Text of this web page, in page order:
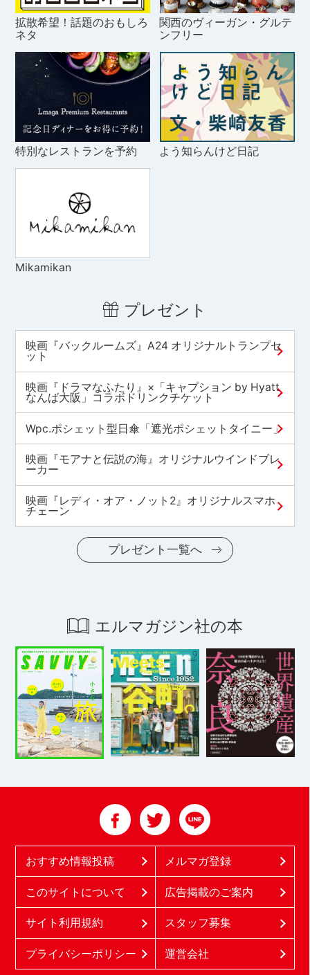
拡散希望！話題のおもしろ
ネタ
関西のヴィーガン・グルテ
ンフリー
特別なレストランを予約 よう知らんけど日記
Mikamikan
プレゼント
映画『バックルームズ』A24 オリジナルトランプセ
ット
映画『ドラマなふたり』×「キャプション by Hyatt
なんば大阪」コラボドリンクチケット
Wpc.ポシェット型日傘「遮光ポシェットタイニー」
映画『モアナと伝説の海』オリジナルウインドブレ
ーカー
映画『レディ・オア・ノット2』オリジナルスマホ
チェーン
プレゼント一覧へ
エルマガジン社の本
おすすめ情報投稿 メルマガ登録
このサイトについて 広告掲載のご案内
サイト利用規約 スタッフ募集
プライバシーポリシー 運営会社